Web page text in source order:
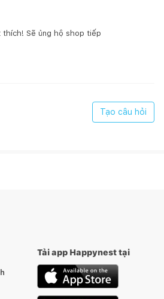
thích! Sẽ ủng hộ shop tiếp
Tạo câu hỏi
Tải app Happynest tại